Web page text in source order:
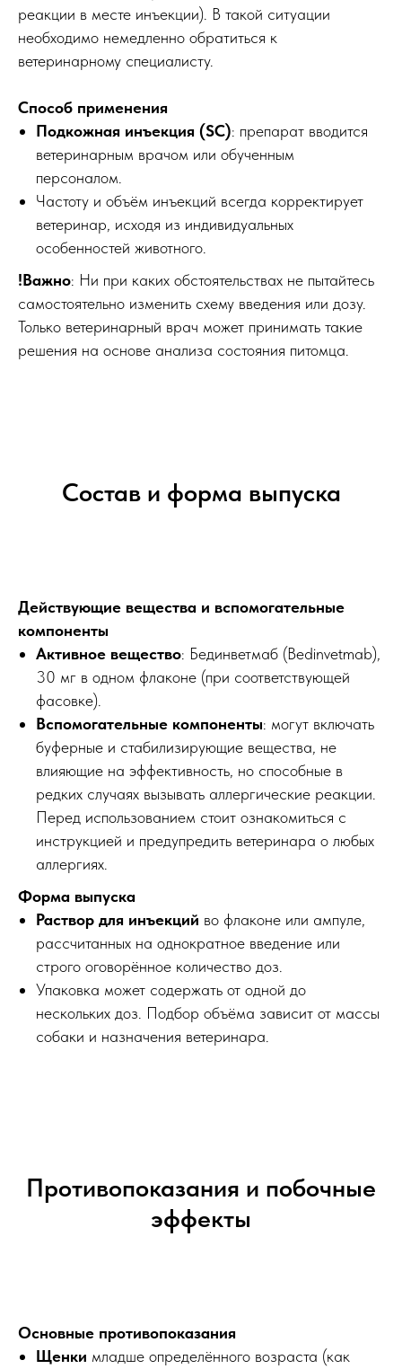
реакции в месте инъекции). В такой ситуации
необходимо немедленно обратиться к
ветеринарному специалисту.
Способ применения
Подкожная инъекция (SC): препарат вводится
ветеринарным врачом или обученным
персоналом.
Частоту и объём инъекций всегда корректирует
ветеринар, исходя из индивидуальных
особенностей животного.
!Важно: Ни при каких обстоятельствах не пытайтесь
самостоятельно изменить схему введения или дозу.
Только ветеринарный врач может принимать такие
решения на основе анализа состояния питомца.
Состав и форма выпуска
Действующие вещества и вспомогательные
компоненты
Активное вещество: Бединветмаб (Bedinvetmab),
30 мг в одном флаконе (при соответствующей
фасовке).
Вспомогательные компоненты: могут включать
буферные и стабилизирующие вещества, не
влияющие на эффективность, но способные в
редких случаях вызывать аллергические реакции.
Перед использованием стоит ознакомиться с
инструкцией и предупредить ветеринара о любых
аллергиях.
Форма выпуска
Раствор для инъекций во флаконе или ампуле,
рассчитанных на однократное введение или
строго оговорённое количество доз.
Упаковка может содержать от одной до
нескольких доз. Подбор объёма зависит от массы
собаки и назначения ветеринара.
Противопоказания и побочные
эффекты
Основные противопоказания
Щенки младше определённого возраста (как